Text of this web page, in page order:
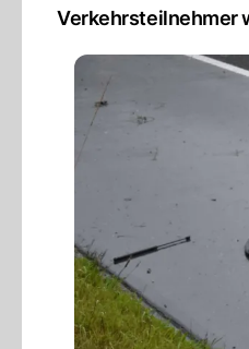
Verkehrsteilnehmer